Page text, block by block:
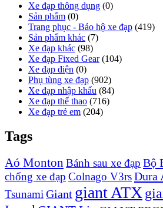
Xe đạp thông dụng (0)
Sản phẩm (0)
Trang phục - Bảo hộ xe đạp (419)
Sản phẩm khác (7)
Xe đạp khác (98)
Xe đạp Fixed Gear (104)
Xe đạp điện (0)
Phụ tùng xe đạp (902)
Xe đạp nhập khẩu (84)
Xe đạp thể thao (716)
Xe đạp trẻ em (204)
Tags
Aó Monton Bánh sau xe đạp Bộ
chống xe đạp Colnago V3rsDura
TsunamiGiant giant ATX